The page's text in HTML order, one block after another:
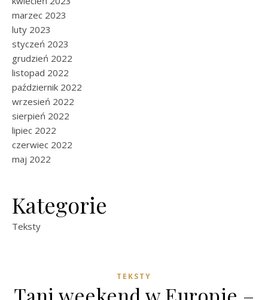
marzec 2023
luty 2023
styczeń 2023
grudzień 2022
listopad 2022
październik 2022
wrzesień 2022
sierpień 2022
lipiec 2022
czerwiec 2022
maj 2022
Kategorie
Teksty
TEKSTY